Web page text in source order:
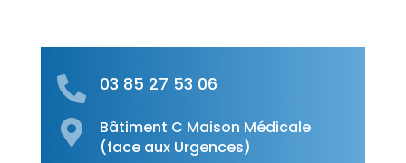
 03 85 27 53 06

Bâtiment C Maison Médicale
(face aux Urgences)